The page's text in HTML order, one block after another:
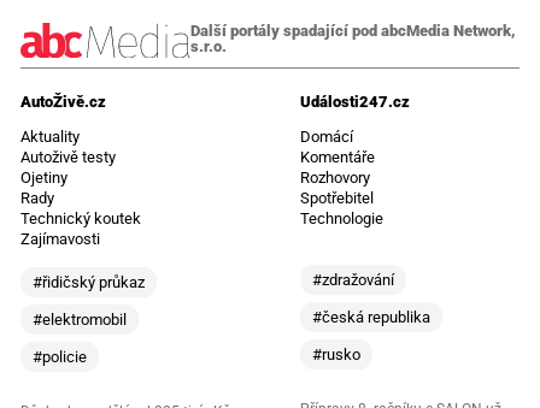
Další portály spadající pod abcMedia Network,
s.r.o.
AutoŽivě.cz
Aktuality
Autoživě testy
Ojetiny
Rady
Technický koutek
Zajímavosti
#řidičský průkaz
#elektromobil
#policie
Události247.cz
Domácí
Komentáře
Rozhovory
Spotřebitel
Technologie
#zdražování
#česká republika
#rusko